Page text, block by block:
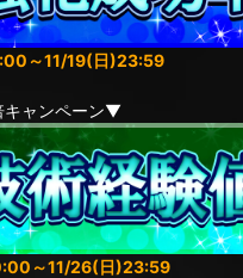
～11/19(日)23:59
キャンペーン▼
～11/26(日)23:59